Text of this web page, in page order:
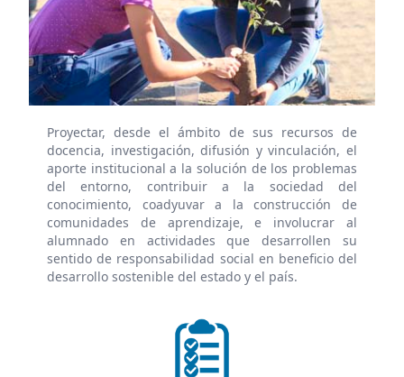
Proyectar, desde el ámbito de sus recursos de
docencia, investigación, difusión y vinculación, el
aporte institucional a la solución de los problemas
del entorno, contribuir a la sociedad del
conocimiento, coadyuvar a la construcción de
comunidades de aprendizaje, e involucrar al
alumnado en actividades que desarrollen su
sentido de responsabilidad social en beneficio del
desarrollo sostenible del estado y el país.